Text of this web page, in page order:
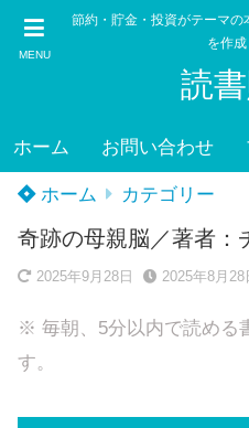
MENU
節約・貯金・投資がテーマ
を作
読
ホーム お問い合わせ
ホーム カテゴリー
奇跡の母親脳／著者：
2025年9月28日 2025年8月28
※ 毎朝、5分以内で読める
す。